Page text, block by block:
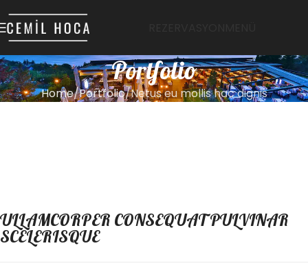
Portfolio
Home Portfolio Netus eu mollis hac dignis
ULLAMCORPER CONSEQUAT PULVINAR
SCELERISQUE